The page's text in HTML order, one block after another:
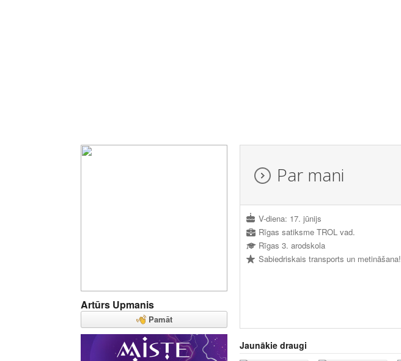
Artūrs Upmanis
Pamāt
Par mani
V-diena: 17. jūnijs
Rīgas satiksme TROL vad.
Rīgas 3. arodskola
Sabiedriskais transports un metināšana!
Jaunākie draugi